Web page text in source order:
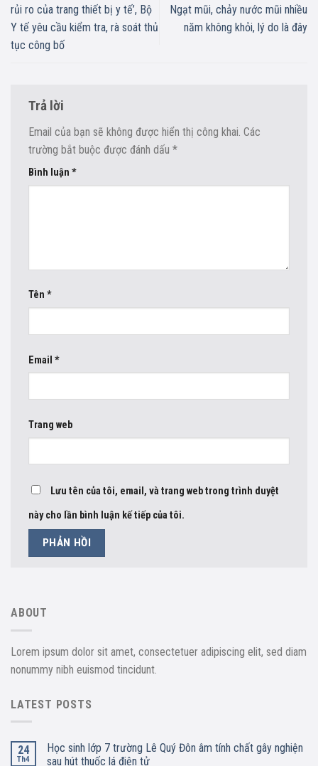
rủi ro của trang thiết bị y tế’, Bộ
Y tế yêu cầu kiểm tra, rà soát thủ
tục công bố
Ngạt mũi, chảy nước mũi nhiều
năm không khỏi, lý do là đây
Trả lời
Email của bạn sẽ không được hiển thị công khai. Các
trường bắt buộc được đánh dấu *
Bình luận *
Tên *
Email *
Trang web
Lưu tên của tôi, email, và trang web trong trình duyệt
này cho lần bình luận kế tiếp của tôi.
ABOUT
Lorem ipsum dolor sit amet, consectetuer adipiscing elit, sed diam
nonummy nibh euismod tincidunt.
LATEST POSTS
24
Th4
Học sinh lớp 7 trường Lê Quý Đôn âm tính chất gây nghiện
sau hút thuốc lá điện tử